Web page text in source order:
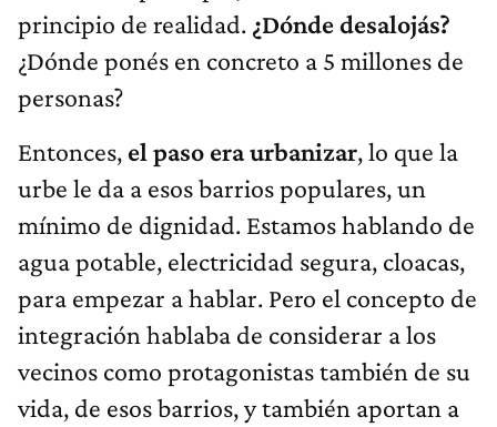
principio de realidad. ¿Dónde desalojás?
¿Dónde ponés en concreto a 5 millones de
personas?
Entonces, el paso era urbanizar, lo que la
urbe le da a esos barrios populares, un
mínimo de dignidad. Estamos hablando de
agua potable, electricidad segura, cloacas,
para empezar a hablar. Pero el concepto de
integración hablaba de considerar a los
vecinos como protagonistas también de su
vida, de esos barrios, y también aportan a